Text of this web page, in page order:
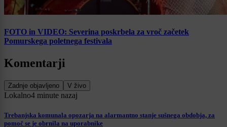
FOTO in VIDEO: Severina poskrbela za vroč začetek
Pomurskega poletnega festivala
Komentarji
Zadnje objavljeno V živo
Lokalno4 minute nazaj
Trebanjska komunala opozarja na alarmantno stanje sušnega obdobja, za
pomoč se je obrnila na uporabnike